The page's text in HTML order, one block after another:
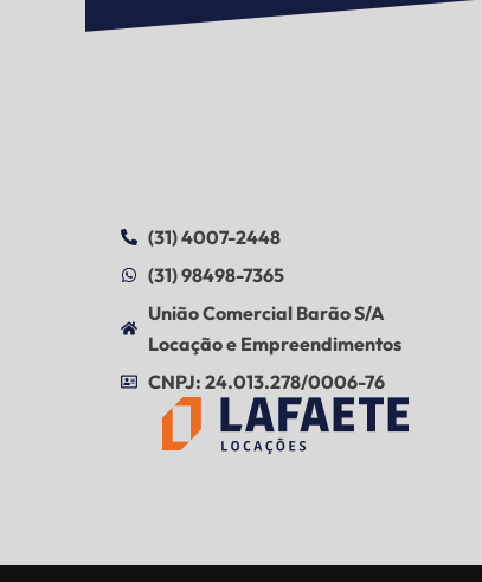
(31) 4007-2448
(31) 98498-7365
União Comercial Barão S/A
Locação e Empreendimentos
CNPJ: 24.013.278/0006-76